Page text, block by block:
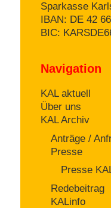
Sparkasse
IBAN: DE 42
BIC:
Navigation
KAL aktuell
Über uns
KAL Archiv
Anträge /
Presse
Presse
Redebeitrag
KALinfo